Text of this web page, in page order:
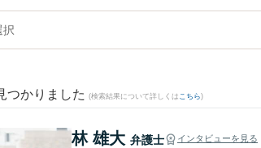
択
つかりました (検索結果について詳しくは こちら)
林 雄大 弁護士 インタビューを見る